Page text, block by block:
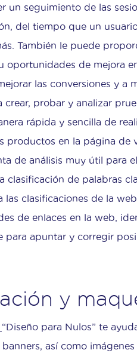
un seguimiento de las
del tiempo que un
También le puede
oportunidades de mejora
las conversiones y a
crear, probar y analizar
rápida y sencilla de
productos en la página de
de análisis muy útil para
clasificación de palabras
las clasificaciones de la
de enlaces en la web,
para apuntar y corregir
ón y
“Diseño para Nulos” te
así como